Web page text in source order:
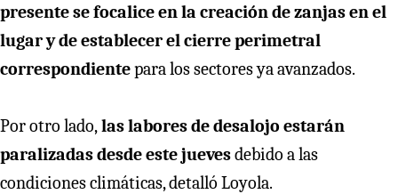
presente se focalice en la creación de zanjas en el
lugar y de establecer el cierre perimetral
correspondientepara los sectores ya avanzados.
Por otro lado,las labores de desalojo estarán
paralizadas desde este juevesdebido a las
condiciones climáticas, detalló Loyola.